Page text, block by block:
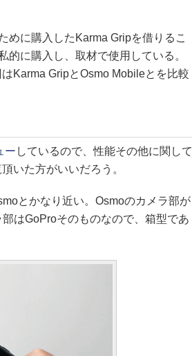
に購入したKarma Gripを借りるこ
的に購入し、取材で使用している。
Karma GripとOsmo Mobileとを比較
ー しているので、性能その他に関して
いた方がいいだろう。
とかなり近い。Osmoのカメラ部が
はGoProそのものなので、箱型であ